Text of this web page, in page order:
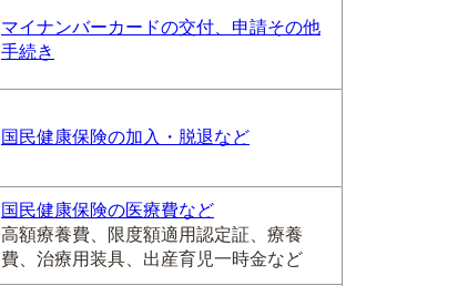
マイナンバーカードの交付、申請その他
手続き
国民健康保険の加入・脱退など
国民健康保険の医療費など
高額療養費、限度額適用認定証、療養
費、治療用装具、出産育児一時金など